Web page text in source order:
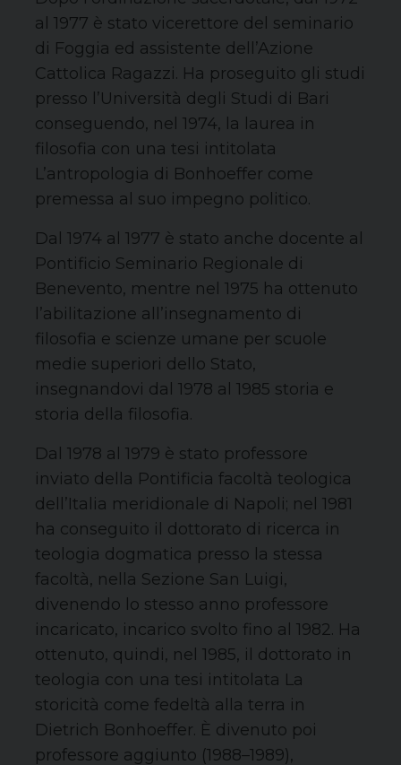
al 1977 è stato vicerettore del seminario
di Foggia ed assistente dell’Azione
Cattolica Ragazzi. Ha proseguito gli studi
presso l’Università degli Studi di Bari
conseguendo, nel 1974, la laurea in
filosofia con una tesi intitolata
L’antropologia di Bonhoeffer come
premessa al suo impegno politico.
Dal 1974 al 1977 è stato anche docente al
Pontificio Seminario Regionale di
Benevento, mentre nel 1975 ha ottenuto
l’abilitazione all’insegnamento di
filosofia e scienze umane per scuole
medie superiori dello Stato,
insegnandovi dal 1978 al 1985 storia e
storia della filosofia.
Dal 1978 al 1979 è stato professore
inviato della Pontificia facoltà teologica
dell’Italia meridionale di Napoli; nel 1981
ha conseguito il dottorato di ricerca in
teologia dogmatica presso la stessa
facoltà, nella Sezione San Luigi,
divenendo lo stesso anno professore
incaricato, incarico svolto fino al 1982. Ha
ottenuto, quindi, nel 1985, il dottorato in
teologia con una tesi intitolata La
storicità come fedeltà alla terra in
Dietrich Bonhoeffer. È divenuto poi
professore aggiunto (1988–1989),